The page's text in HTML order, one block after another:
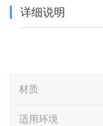
详细说明
材质
适用环境